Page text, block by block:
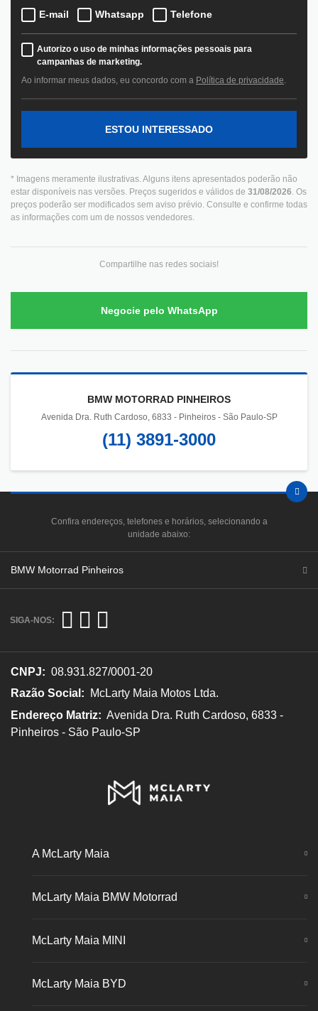
E-mail Whatsapp Telefone
Autorizo o uso de minhas informações pessoais para
campanhas de marketing.
Ao informar meus dados, eu concordo com a Política de privacidade.
ESTOU INTERESSADO
* Imagens meramente ilustrativas. Alguns itens apresentados poderão não
estar disponíveis nas versões. Preços sugeridos e válidos de 31/08/2026. Os
preços poderão ser modificados sem aviso prévio. Consulte e confirme todas
as informações com um de nossos vendedores.
Compartilhe nas redes sociais!
Negocie pelo WhatsApp
BMW MOTORRAD PINHEIROS
Avenida Dra. Ruth Cardoso, 6833 - Pinheiros - São Paulo-SP
(11) 3891-3000
Confira endereços, telefones e horários, selecionando a
unidade abaixo:
BMW Motorrad Pinheiros
SIGA-NOS:
CNPJ: 08.931.827/0001-20
Razão Social:
McLarty Maia Motos Ltda.
Endereço Matriz: Avenida Dra. Ruth Cardoso, 6833 -
Pinheiros - São Paulo-SP
A McLarty Maia
McLarty Maia BMW Motorrad
McLarty Maia MINI
McLarty Maia BYD